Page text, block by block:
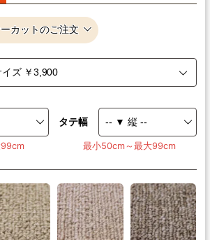
カットのご注文
タテ幅
最小50cm～最大99cm